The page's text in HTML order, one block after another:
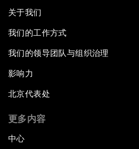
关于我们
我们的工作方式
我们的领导团队与组织治理
影响力
北京代表处
更多内容
中心